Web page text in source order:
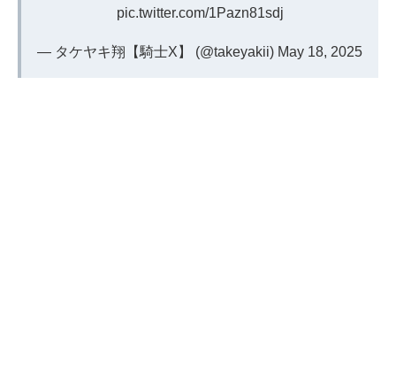
pic.twitter.com/1Pazn81sdj
— タケヤキ翔【騎士X】 (@takeyakii) May 18, 2025